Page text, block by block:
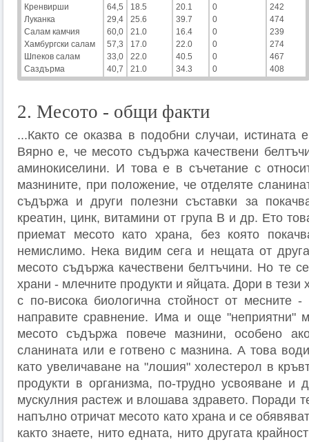
Кренвирши
Луканка
Салам камчия
Хамбургски салам
Шпеков салам
Саздърма
64,5
29,4
60,0
57,3
33,0
40,7
18.5
25.6
21.0
17.0
22.0
21.0
20.1
39.7
16.4
22.0
40.5
34.3
0
0
0
0
0
0
242
474
239
274
467
408
2. Месото - общи факти
...Както се оказва в подобни случаи, истината
Вярно е, че месото съдържа качествени
аминокиселини. И това е в съчетание с
мазнините, при положение, че отделяте
съдържа и други полезни съставки за
креатин, цинк, витамини от група В и др. Ето
приемат месото като храна, без която
немислимо. Нека видим сега и нещата от
месото съдържа качествени белтъчини. Но те
храни - млечните продукти и яйцата. Дори в тези
с по-висока биологична стойност от месните
направите сравнение. Има и още "неприятни"
месото съдържа повече мазнини, особено
сланината или е готвено с мазнина. А това
като увеличаване на "лошия" холестерол в
продукти в организма, по-трудно усвояване и
мускулния растеж и влошава здравето. Поради
напълно отричат месото като храна и се
както знаете, нито едната, нито другата